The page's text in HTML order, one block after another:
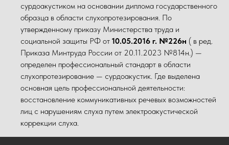
сурдоакустиком на основании диплома государственного
образца в области слухопротезирования. По
утвержденному приказу Министерства труда и
социальной защиты РФ от 10.05.2016 г. №226н ( в ред.
Приказа Минтруда России от 20.11.2023 №814н.) —
определен профессиональный стандарт в области
слухопротезирование — сурдоакустик. Где выделена
основная цель профессиональной деятельности:
восстановление коммуникативных речевых возможностей
лиц с нарушениям слуха путем электроакустической
коррекции слуха.